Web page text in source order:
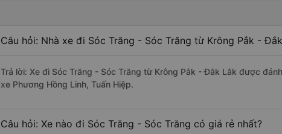
Câu hỏi: Nhà xe đi Sóc Trăng - Sóc Trăng từ Krông Pắk -
Trả lời: Xe đi Sóc Trăng - Sóc Trăng từ Krông Pắk - Đắk Lắk được
xe Phương Hồng Linh, Tuấn Hiệp.
Câu hỏi: Xe nào đi Sóc Trăng - Sóc Trăng có giá rẻ nhất?